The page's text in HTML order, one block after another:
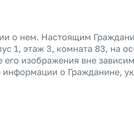
о нем. Настоящим
1, этаж 3, комната 83, на
изображения вне
о Гражданине,